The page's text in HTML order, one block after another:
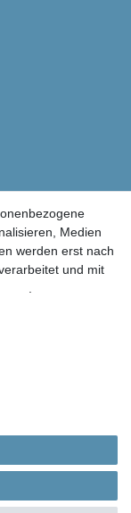
dienen lediglich
Warenzeichen
Medien
werden erst nach
und mit